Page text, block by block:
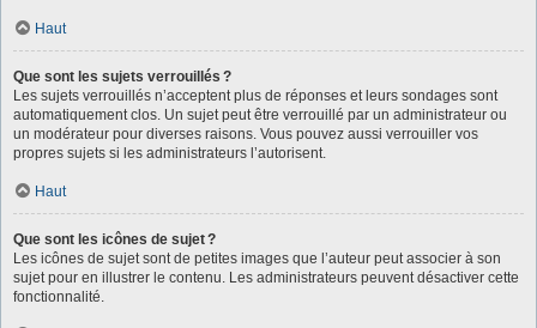
Haut
Que sont les sujets verrouillés ?
Les sujets verrouillés n’acceptent plus de réponses et leurs sondages sont
automatiquement clos. Un sujet peut être verrouillé par un administrateur ou
un modérateur pour diverses raisons. Vous pouvez aussi verrouiller vos
propres sujets si les administrateurs l’autorisent.
Haut
Que sont les icônes de sujet ?
Les icônes de sujet sont de petites images que l’auteur peut associer à son
sujet pour en illustrer le contenu. Les administrateurs peuvent désactiver cette
fonctionnalité.